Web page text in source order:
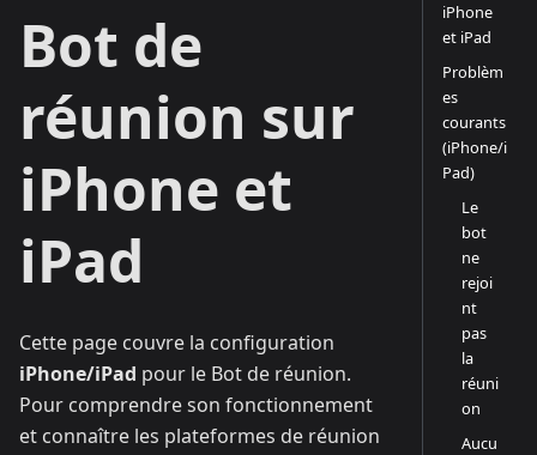
Bot de
réunion sur
iPhone et
iPad
Cette page couvre la configuration
iPhone/iPad pour le Bot de réunion.
Pour comprendre son fonctionnement
et connaître les plateformes de réunion
iPhone
et iPad
Problèm
es
courants
(iPhone/i
Pad)
Le
bot
ne
rejoi
nt
pas
la
réuni
on
Aucu